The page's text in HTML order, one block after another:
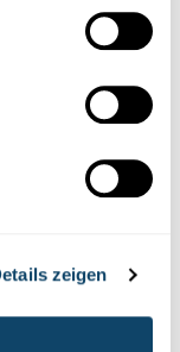
zeigen
deem ee mat
journalism-